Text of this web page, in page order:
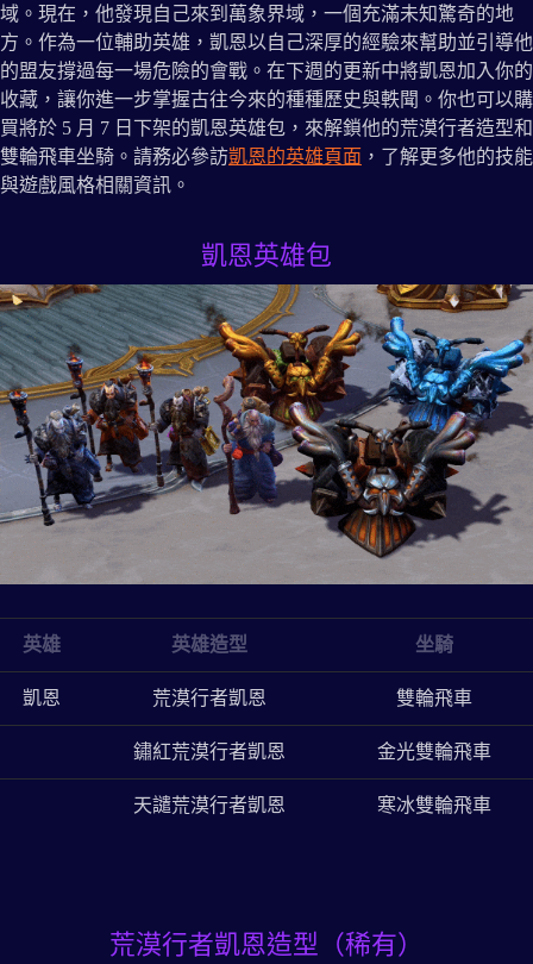
域。現在，他發現自己來到萬象界域，一個充滿未知驚奇的地
方。作為一位輔助英雄，凱恩以自己深厚的經驗來幫助並引導他
的盟友撐過每一場危險的會戰。在下週的更新中將凱恩加入你的
收藏，讓你進一步掌握古往今來的種種歷史與軼聞。你也可以購
買將於 5 月 7 日下架的凱恩英雄包，來解鎖他的荒漠行者造型和
雙輪飛車坐騎。請務必參訪凱恩的英雄頁面 ，了解更多他的技能
與遊戲風格相關資訊。
凱恩英雄包
英雄 英雄造型 坐騎
凱恩 荒漠行者凱恩 雙輪飛車
鏽紅荒漠行者凱恩 金光雙輪飛車
天譴荒漠行者凱恩 寒冰雙輪飛車
荒漠行者凱恩造型（稀有）